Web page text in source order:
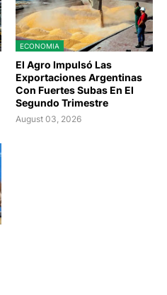
ECONOMIA
El Agro Impulsó Las
Exportaciones Argentinas
Con Fuertes Subas En El
Segundo Trimestre
August 03, 2026